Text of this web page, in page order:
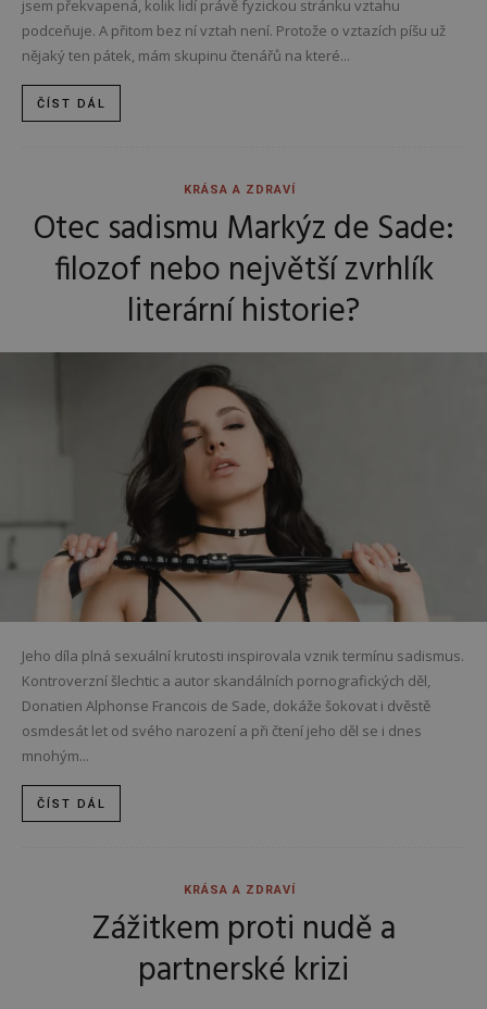
jsem překvapená, kolik lidí právě fyzickou stránku vztahu
podceňuje. A přitom bez ní vztah není. Protože o vztazích píšu už
nějaký ten pátek, mám skupinu čtenářů na které...
ČÍST DÁL
KRÁSA A ZDRAVÍ
Otec sadismu Markýz de Sade:
filozof nebo největší zvrhlík
literární historie?
Jeho díla plná sexuální krutosti inspirovala vznik termínu sadismus.
Kontroverzní šlechtic a autor skandálních pornografických děl,
Donatien Alphonse Francois de Sade, dokáže šokovat i dvěstě
osmdesát let od svého narození a při čtení jeho děl se i dnes
mnohým...
ČÍST DÁL
KRÁSA A ZDRAVÍ
Zážitkem proti nudě a
partnerské krizi